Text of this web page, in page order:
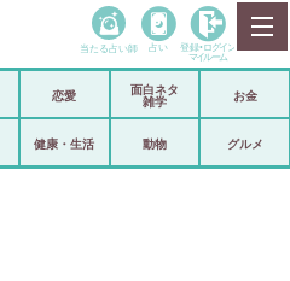
政治
当たる占い師 占い 登録• ログイン
マイルーム
恋愛
面白ネタ
雑学
お金
健康・生活 動物 グルメ